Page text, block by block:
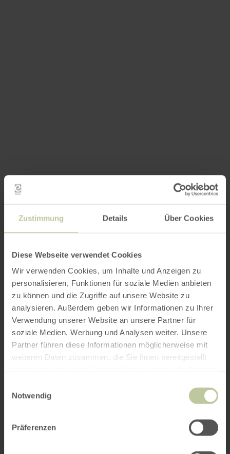
Zustimmung Details Über Cookies
Diese Webseite verwendet Cookies
Wir verwenden Cookies, um Inhalte und Anzeigen zu
personalisieren, Funktionen für soziale Medien anbieten
zu können und die Zugriffe auf unsere Website zu
analysieren. Außerdem geben wir Informationen zu Ihrer
Verwendung unserer Website an unsere Partner für
soziale Medien, Werbung und Analysen weiter. Unsere
Partner führen diese Informationen möglicherweise mit
weiteren Daten zusammen, die Sie ihnen bereitgestellt
Notwendig
Präferenzen